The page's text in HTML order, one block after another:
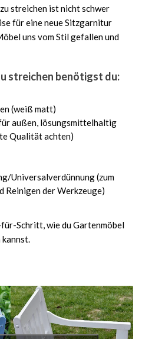
streichen ist nicht schwer
für eine neue Sitzgarnitur
uns vom Stil gefallen und
streichen benötigst du:
(weiß matt)
außen, lösungsmittelhaltig
Qualität achten)
Universalverdünnung (zum
Reinigen der Werkzeuge)
Schritt, wie du Gartenmöbel